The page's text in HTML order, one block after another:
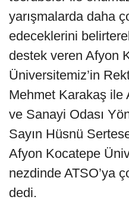
yarışmalarda daha
edeceklerini
destek veren Afyon
Üniversitemiz’in
Mehmet Karakaş ile
ve Sanayi Odası
Sayın Hüsnü
Afyon Kocatepe
nezdinde ATSO’ya
dedi.